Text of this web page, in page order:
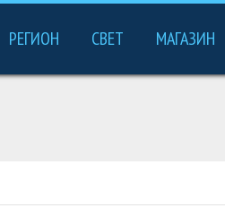
РЕГИОН СВЕТ МАГАЗИН